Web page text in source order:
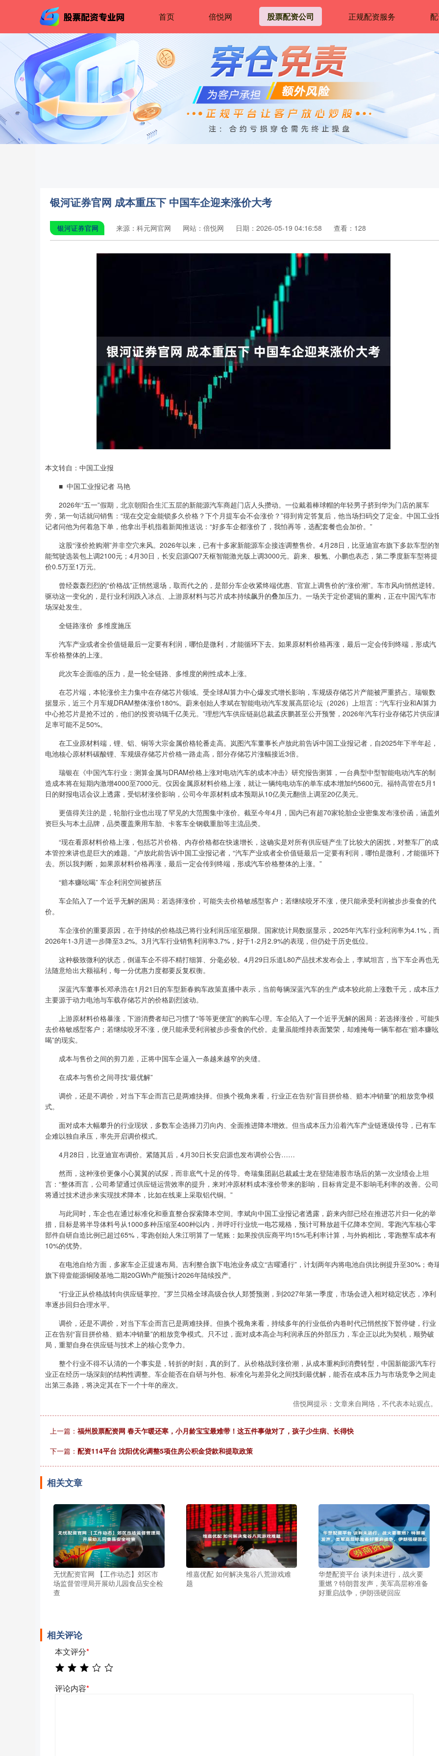
首页 倍悦网 股票配资公司 正规配资服务
银河证券官网 成本重压下 中国车企迎来涨价大考
银河证券官网 来源：科元网官网 网站：倍悦网 日期：2026-05-19 04:16:58 查看：128
本文转自：中国工业报
■ 中国工业报记者 马艳
2026年“五一”假期，北京朝阳合生汇五层的新能源汽车商超门店人头攒动。一位戴着棒球帽的年轻男子挤到华为门店的展车
旁，第一句话就问销售：“现在交定金能锁多久价格？下个月提车会不会涨价？”得到肯定答复后，他当场扫码交了定金。中国工业
记者问他为何着急下单，他拿出手机指着新闻推送说：“好多车企都涨价了，我怕再等，选配套餐也会加价。”
这股“涨价抢购潮”并非空穴来风。2026年以来，已有十多家新能源车企接连调整售价。4月28日，比亚迪宣布旗下多款车型的
能驾驶选装包上调2100元；4月30日，长安启源Q07天枢智能激光版上调3000元。蔚来、极氪、小鹏也表态，第二季度新车型将提
价0.5万至1万元。
曾经轰轰烈烈的“价格战”正悄然退场，取而代之的，是部分车企收紧终端优惠、官宣上调售价的“涨价潮”。车市风向悄然逆转。
驱动这一变化的，是行业利润跌入冰点、上游原材料与芯片成本持续飙升的叠加压力。一场关于定价逻辑的重构，正在中国汽车市
场深处发生。
全链路涨价 多维度施压
汽车产业或者全价值链最后一定要有利润，哪怕是微利，才能循环下去。如果原材料价格再涨，最后一定会传到终端，形成汽
车价格整体的上涨。
此次车企面临的压力，是一轮全链路、多维度的刚性成本上涨。
在芯片端，本轮涨价主力集中在存储芯片领域。受全球AI算力中心爆发式增长影响，车规级存储芯片产能被严重挤占。瑞银数
据显示，近三个月车规DRAM整体涨价180%。蔚来创始人李斌在智能电动汽车发展高层论坛（2026）上坦言：“汽车行业和AI算力
中心抢芯片是抢不过的，他们的投资动辄千亿美元。”理想汽车供应链副总裁孟庆鹏甚至公开预警，2026年汽车行业存储芯片供应
足率可能不足50%。
在工业原材料端，锂、铝、铜等大宗金属价格轮番走高。岚图汽车董事长卢放此前告诉中国工业报记者，自2025年下半年起，
电池核心原材料碳酸锂、车规级存储芯片价格一路走高，部分存储芯片涨幅接近3倍。
瑞银在《中国汽车行业：测算金属与DRAM价格上涨对电动汽车的成本冲击》研究报告测算，一台典型中型智能电动汽车的制
造成本将在短期内激增4000至7000元。仅因金属原材料价格上涨，就让一辆纯电动车的单车成本增加约5600元。福特高管在5月1
日的财报电话会议上透露，受铝材涨价影响，公司今年原材料成本预期从10亿美元翻倍上调至20亿美元。
更值得关注的是，轮胎行业也出现了罕见的大范围集中涨价。截至今年4月，国内已有超70家轮胎企业密集发布涨价函，涵盖
资巨头与本土品牌，品类覆盖乘用车胎、卡客车全钢载重胎等主流品类。
“现在看原材料价格上涨，包括芯片价格、内存价格都在快速增长，这确实是对所有供应链产生了比较大的困扰，对整车厂的成
本管控来讲也是巨大的难题。”卢放此前告诉中国工业报记者，“汽车产业或者全价值链最后一定要有利润，哪怕是微利，才能循环
去。所以我判断，如果原材料价格再涨，最后一定会传到终端，形成汽车价格整体的上涨。”
“赔本赚吆喝” 车企利润空间被挤压
车企陷入了一个近乎无解的困局：若选择涨价，可能失去价格敏感型客户；若继续咬牙不涨，便只能承受利润被步步蚕食的代
价。
车企涨价的重要原因，在于持续的价格战已将行业利润压缩至极限。国家统计局数据显示，2025年汽车行业利润率为4.1%，
2026年1-3月进一步降至3.2%。3月汽车行业销售利润率3.7%，好于1-2月2.9%的表现，但仍处于历史低位。
这种极致微利的状态，倒逼车企不得不精打细算、分毫必较。4月29日乐道L80产品技术发布会上，李斌坦言，当下车企再也无
法随意给出大额福利，每一分优惠力度都要反复权衡。
深蓝汽车董事长邓承浩在1月21日的车型新春购车政策直播中表示，当前每辆深蓝汽车的生产成本较此前上涨数千元，成本压
主要源于动力电池与车载存储芯片的价格剧烈波动。
上游原材料价格暴涨，下游消费者却已习惯了“等等更便宜”的购车心理。车企陷入了一个近乎无解的困局：若选择涨价，可能
去价格敏感型客户；若继续咬牙不涨，便只能承受利润被步步蚕食的代价。走量虽能维持表面繁荣，却难掩每一辆车都在“赔本赚吆
喝”的现实。
成本与售价之间的剪刀差，正将中国车企逼入一条越来越窄的夹缝。
在成本与售价之间寻找“最优解”
调价，还是不调价，对当下车企而言已是两难抉择。但换个视角来看，行业正在告别“盲目拼价格、赔本冲销量”的粗放竞争模
式。
面对成本大幅攀升的行业现状，多数车企选择刀刃向内、全面推进降本增效。但当成本压力沿着汽车产业链逐级传导，已有车
企难以独自承压，率先开启调价模式。
4月28日，比亚迪宣布调价。紧随其后，4月30日长安启源也发布调价公告……
然而，这种涨价更像小心翼翼的试探，而非底气十足的传导。奇瑞集团副总裁戚士龙在登陆港股市场后的第一次业绩会上坦
言：“整体而言，公司希望通过供应链运营效率的提升，来对冲原材料成本涨价带来的影响，目标肯定是不影响毛利率的改善。公司
将通过技术进步来实现技术降本，比如在线束上采取铝代铜。”
与此同时，车企也在通过标准化和垂直整合探索降本空间。李斌向中国工业报记者透露，蔚来内部已经在推进芯片归一化的举
措，目标是将半导体料号从1000多种压缩至400种以内，并呼吁行业统一电芯规格，预计可释放超千亿降本空间。零跑汽车核心零
部件自研自造比例已超过65%，零跑创始人朱江明算了一笔账：如果按供应商平均15%毛利率计算，与外购相比，零跑整车成本有
10%的优势。
在电池自给方面，多家车企正提速布局。吉利整合旗下电池业务成立“吉曜通行”，计划两年内将电池自供比例提升至30%；奇
旗下得壹能源铜陵基地二期20GWh产能预计2026年陆续投产。
“行业正从价格战转向供应链掌控。”罗兰贝格全球高级合伙人郑赟预测，到2027年第一季度，市场会进入相对稳定状态，净利
率逐步回归合理水平。
调价，还是不调价，对当下车企而言已是两难抉择。但换个视角来看，持续多年的行业低价内卷时代已悄然按下暂停键，行业
正在告别“盲目拼价格、赔本冲销量”的粗放竞争模式。只不过，面对成本高企与利润承压的外部压力，车企正以此为契机，顺势破
局，重塑自身在供应链与技术上的核心竞争力。
整个行业不得不认清的一个事实是，转折的时刻，真的到了。从价格战到涨价潮，从成本重构到消费转型，中国新能源汽车行
业正在经历一场深刻的结构性调整。车企能否在自研与外包、标准化与差异化之间找到最优解，能否在成本压力与市场竞争之间走
出第三条路，将决定其在下一个十年的座次。
倍悦网提示：文章来自网络，不代表本站观点。
上一篇： 福州股票配资网 春天乍暖还寒，小月龄宝宝最难带！这五件事做对了，孩子少生病、长得快
下一篇： 配资114平台 沈阳优化调整5项住房公积金贷款和提取政策
相关文章
无忧配资官网 【工作动态】郊区市
场监督管理局开展幼儿园食品安全检
查
维嘉优配 如何解决鬼谷八荒游戏难
题
华楚配资平台 谈判未进行，战火要
重燃？特朗普发声，美军高层称准备
好重启战争，伊朗强硬回应
相关评论
本文评分*
评论内容*